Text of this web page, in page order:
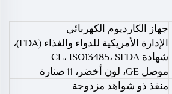
جهاز الكارديوم الكهربائي
الإدارة الأمريكية للدواء والغذاء (FDA)،
شهادة CE، ISO13485، SFDA
موصل GE، لون أخضر، 11 صنارة
منفذ ذو شواهد مزدوجة